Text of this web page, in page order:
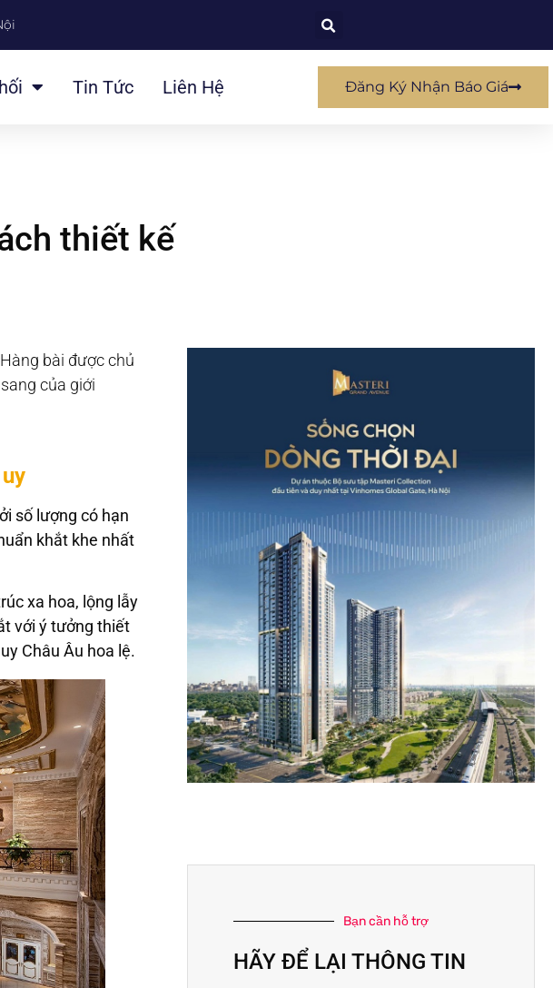
Tin Tức Liên Hệ Đăng Ký Nhận Báo Giá
thiết kế
bài được chủ
của giới
số lượng có hạn
khắt khe nhất
xa hoa, lộng lẫy
với ý tưởng thiết
Châu Âu hoa lệ.
Bạn cần hỗ trợ
HÃY ĐỂ LẠI THÔNG TIN